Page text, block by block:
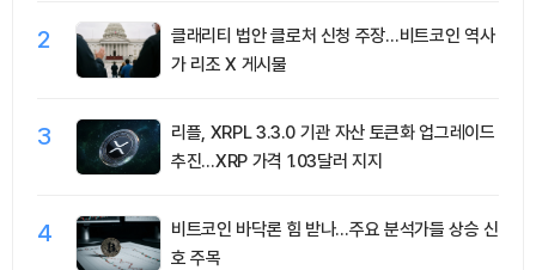
2
클래리티 법안 클로처 신청 주장…비트코인 역사
가 리조 X 게시물
3
리플, XRPL 3.3.0 기관 자산 토큰화 업그레이드
추진…XRP 가격 1.03달러 지지
4
비트코인 바닥론 힘 받나…주요 분석가들 상승 신
호 주목